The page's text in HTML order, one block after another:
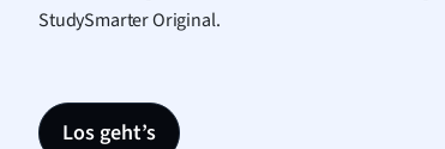
StudySmarter Original.
Los geht’s